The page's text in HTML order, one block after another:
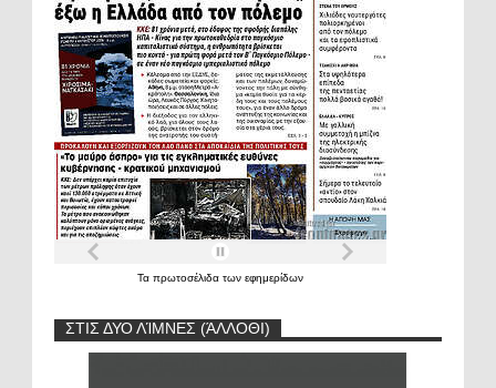
Τα πρωτοσέλιδα των εφημερίδων
ΣΤΙΣ ΔΥΟ ΛΊΜΝΕΣ (ΆΛΛΟΘΙ)